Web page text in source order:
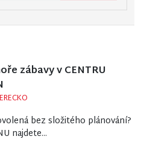
zábavy v CENTRU
bez složitého plánování?
najdete...